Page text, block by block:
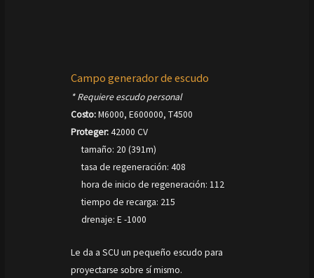
Campo generador de escudo
* Requiere escudo personal
Costo:M6000, E600000, T4500
Proteger:42000 CV
tamaño: 20 (391m)
tasa de regeneración: 408
hora de inicio de regeneración: 112
tiempo de recarga: 215
drenaje: E -1000
Le da a SCU un pequeño escudo para
proyectarse sobre sí mismo.